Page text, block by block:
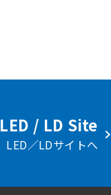
LED / LD Site
LED／LDサイトへ